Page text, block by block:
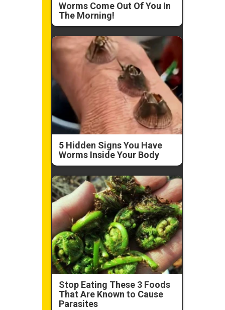
Worms Come Out Of You In
The Morning!
5 Hidden Signs You Have
Worms Inside Your Body
Stop Eating These 3 Foods
That Are Known to Cause
Parasites